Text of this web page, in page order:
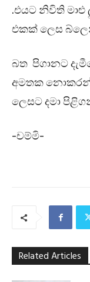
.එයට නිවිති
එකක් ලෙස
බත පිගානට
අමතක
ලෙසට දමා
-චම්මි-
Related Articles